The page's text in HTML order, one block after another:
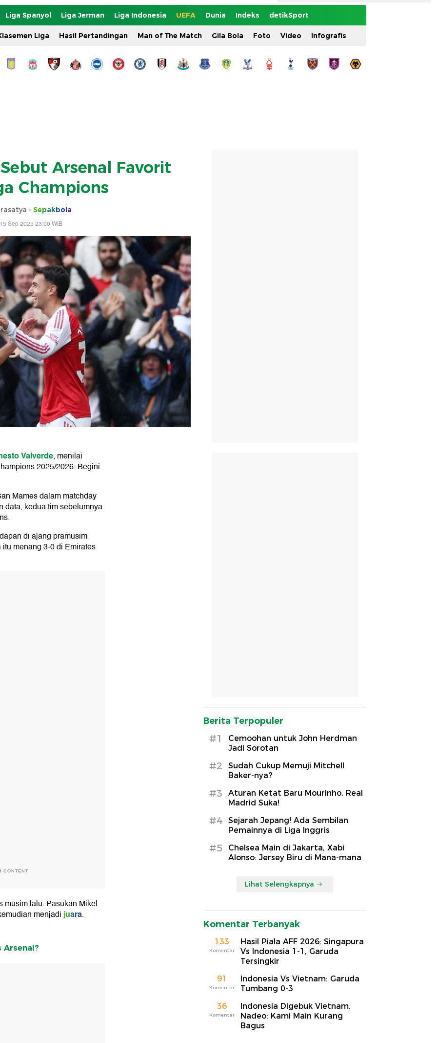
Liga Spanyol Liga Jerman Liga Indonesia UEFA Dunia Indeks detikSport
Liga Hasil Pertandingan Man of The Match Gila Bola Foto Video Infografis
Arsenal Favorit
Champions
- Sepakbola
Sep 2025 23:00 WIB
Valverde, menilai
2025/2026. Begini
Mames dalam matchday
data, kedua tim sebelumnya
di ajang pramusim
itu menang 3-0 di Emirates
CONTENT
lalu. Pasukan Mikel
menjadijuara.
Arsenal?
Berita Terpopuler
#1
Cemoohan untuk John Herdman
Jadi Sorotan
#2
Sudah Cukup Memuji Mitchell
Baker-nya?
#3
Aturan Ketat Baru Mourinho, Real
Madrid Suka!
#4
Sejarah Jepang! Ada Sembilan
Pemainnya di Liga Inggris
#5
Chelsea Main di Jakarta, Xabi
Alonso: Jersey Biru di Mana-mana
Lihat Selengkapnya
Komentar Terbanyak
133
Komentar
Hasil Piala AFF 2026: Singapura
Vs Indonesia 1-1, Garuda
Tersingkir
91
Komentar
Indonesia Vs Vietnam: Garuda
Tumbang 0-3
36
Komentar
Indonesia Digebuk Vietnam,
Nadeo: Kami Main Kurang
Bagus